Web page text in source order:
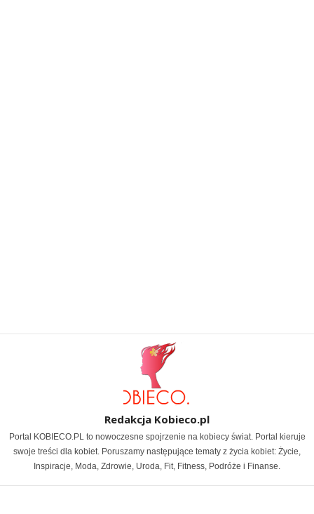
Redakcja Kobieco.pl
Portal KOBIECO.PL to nowoczesne spojrzenie na kobiecy świat. Portal kieruje
swoje treści dla kobiet. Poruszamy następujące tematy z życia kobiet: Życie,
Inspiracje, Moda, Zdrowie, Uroda, Fit, Fitness, Podróże i Finanse.